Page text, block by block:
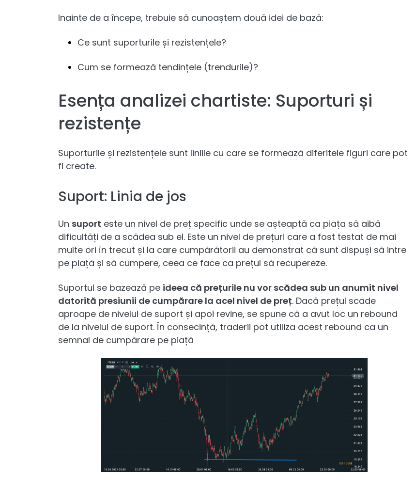
Inainte de a începe, trebuie să cunoaștem două idei de bază:
Ce sunt suporturile și rezistențele?
Cum se formează tendințele (trendurile)?
Esența analizei chartiste: Suporturi și
rezistențe
Suporturile și rezistențele sunt liniile cu care se formează diferitele figuri care pot
fi create.
Suport: Linia de jos
Un suport este un nivel de preț specific unde se așteaptă ca piața să aibă
dificultăți de a scădea sub el. Este un nivel de prețuri care a fost testat de mai
multe ori în trecut și la care cumpărătorii au demonstrat că sunt dispuși să intre
pe piață și să cumpere, ceea ce face ca prețul să recupereze.
Suportul se bazează pe ideea că prețurile nu vor scădea sub un anumit nivel
datorită presiunii de cumpărare la acel nivel de preț. Dacă prețul scade
aproape de nivelul de suport și apoi revine, se spune că a avut loc un rebound
de la nivelul de suport. În consecință, traderii pot utiliza acest rebound ca un
semnal de cumpărare pe piață